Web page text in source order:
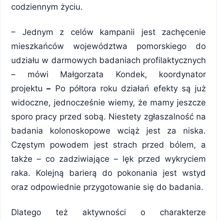
codziennym życiu.
– Jednym z celów kampanii jest zachęcenie
mieszkańców województwa pomorskiego do
udziału w darmowych badaniach profilaktycznych
– mówi Małgorzata Kondek, koordynator
projektu– Po półtora roku działań efekty są już
widoczne, jednocześnie wiemy, że mamy jeszcze
sporo pracy przed sobą. Niestety zgłaszalność na
badania kolonoskopowe wciąż jest za niska.
Częstym powodem jest strach przed bólem, a
także – co zadziwiające – lęk przed wykryciem
raka. Kolejną barierą do pokonania jest wstyd
oraz odpowiednie przygotowanie się do badania.
Dlatego też aktywności o charakterze